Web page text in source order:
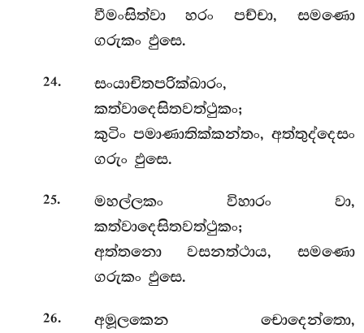
වීමංසිත්වා හරං පච්චා, සමණො
ගරුකං ඵුසෙ.
24.
සංයාචිතපරික්ඛාරං,
කත්වාදෙසිතවත්ථුකං;
කුටිං පමාණාතික්කන්තං, අත්තුද්දෙසං
ගරුං ඵුසෙ.
25.
මහල්ලකං විහාරං වා,
කත්වාදෙසිතවත්ථුකං;
අත්තනො වසනත්ථාය, සමණො
ගරුකං ඵුසෙ.
26.
අමූලකෙන චොදෙන්තො,